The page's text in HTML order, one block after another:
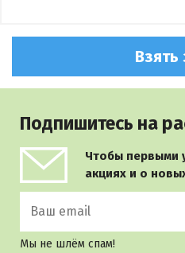
Взять
Подпишитесь на
Чтобы первыми
акциях и о
Мы не шлём спам!